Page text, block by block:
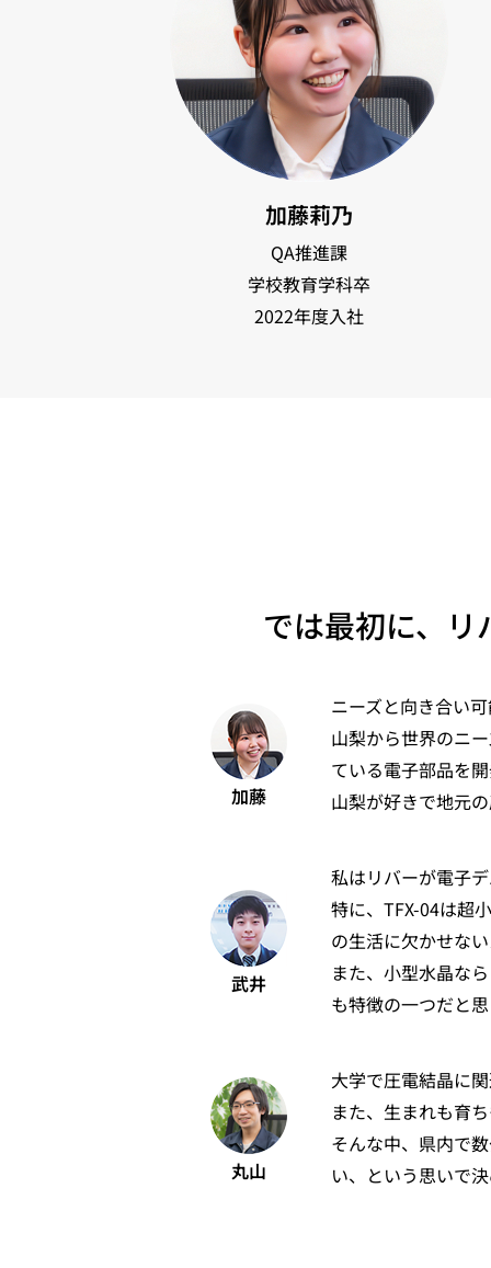
加藤莉乃
QA推進課
学校教育学科卒
2022年度入社
では最初に、
加藤
ニーズと向き合い
山梨から世界のニ
ている電子部品を
山梨が好きで地元
武井
私はリバーが電子
特に、TFX-04は超
の生活に欠かせな
また、小型水晶な
も特徴の一つだと
丸山
大学で圧電結晶に
また、生まれも育
そんな中、県内で
い、という思いで